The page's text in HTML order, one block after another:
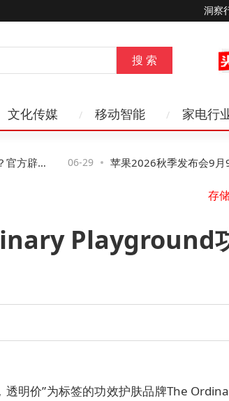
洞察
文化传媒 移动智能 家电行
辟 06-29 苹果2026秋季发布会9月9日
领衔，折叠屏iPhone Ultra登场
Playground
明价”为标签的功效护肤品牌The